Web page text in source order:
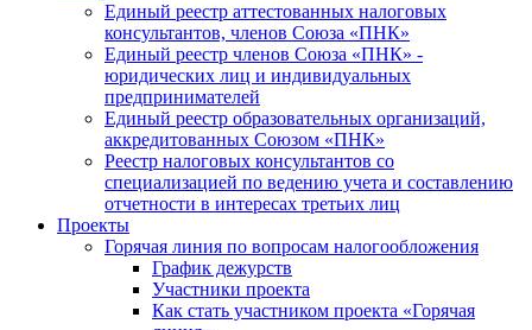
Единый реестр аттестованных налоговых
консультантов, членов Союза «ПНК»
Единый реестр членов Союза «ПНК» -
юридических лиц и индивидуальных
предпринимателей
Единый реестр образовательных организаций,
аккредитованных Союзом «ПНК»
Реестр налоговых консультантов со
специализацией по ведению учета и составлению
отчетности в интересах третьих лиц
Проекты
Горячая линия по вопросам налогообложения
График дежурств
Участники проекта
Как стать участником проекта «Горячая